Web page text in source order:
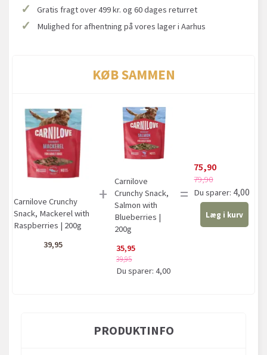
✓ Gratis fragt over 499 kr. og 60 dages returret
✓ Mulighed for afhentning på vores lager i Aarhus
KØB SAMMEN
Carnilove Crunchy
Snack, Mackerel with
Raspberries | 200g
39,95
+
Carnilove
Crunchy Snack,
Salmon with
Blueberries |
200g
35,95
39,95
Du sparer:4,00
=
75,90
79,90
Du sparer: 4,00
Læg i kurv
PRODUKTINFO